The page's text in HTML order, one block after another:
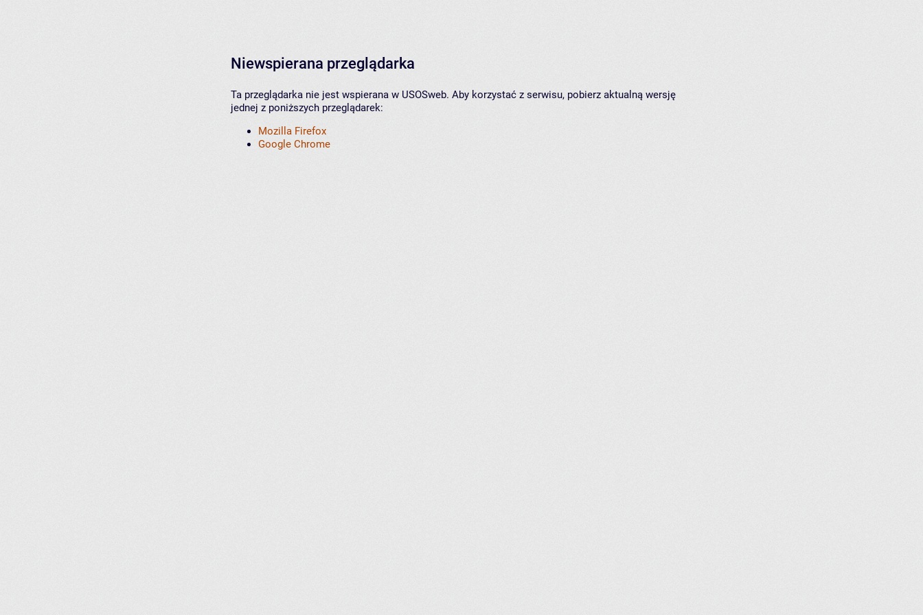
Niewspierana przeglądarka
Ta przeglądarka nie jest wspierana w USOSweb. Aby korzystać z serwisu, pobierz aktualną wersję
jednej z poniższych przeglądarek:
Mozilla Firefox
Google Chrome